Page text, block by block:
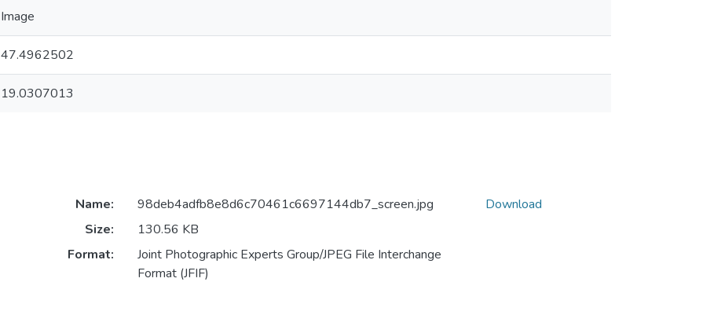
Image
47.4962502
19.0307013
Name:
98deb4adfb8e8d6c70461c6697144db7_screen.jpg
Size:
130.56 KB
Format:
Joint Photographic Experts Group/JPEG File Interchange
Format (JFIF)
Download